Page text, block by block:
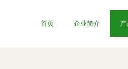
首页 企业简介